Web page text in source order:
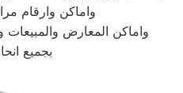
واماكن وارقام
واماكن المعارض والمبيعات
بجميع